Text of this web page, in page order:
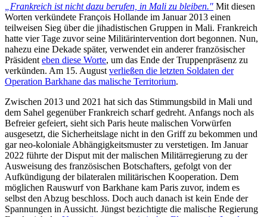
„Frankreich ist nicht dazu berufen, in Mali zu bleiben." Mit diesen
Worten verkündete François Hollande im Januar 2013 einen
teilweisen Sieg über die jihadistischen Gruppen in Mali. Frankreich
hatte vier Tage zuvor seine Militärintervention dort begonnen. Nun,
nahezu eine Dekade später, verwendet ein anderer französischer
Präsident eben diese Worte, um das Ende der Truppenpräsenz zu
verkünden. Am 15. August verließen die letzten Soldaten der
Operation Barkhane das malische Territorium.
Zwischen 2013 und 2021 hat sich das Stimmungsbild in Mali und
dem Sahel gegenüber Frankreich scharf gedreht. Anfangs noch als
Befreier gefeiert, sieht sich Paris heute malischen Vorwürfen
ausgesetzt, die Sicherheitslage nicht in den Griff zu bekommen und
gar neo-koloniale Abhängigkeitsmuster zu verstetigen. Im Januar
2022 führte der Disput mit der malischen Militärregierung zu der
Ausweisung des französischen Botschafters, gefolgt von der
Aufkündigung der bilateralen militärischen Kooperation. Dem
möglichen Rauswurf von Barkhane kam Paris zuvor, indem es
selbst den Abzug beschloss. Doch auch danach ist kein Ende der
Spannungen in Aussicht. Jüngst bezichtigte die malische Regierung